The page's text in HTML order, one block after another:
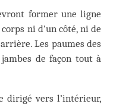
former une ligne
ni d’un côté, ni de
Les paumes des
de façon tout à
dirigé vers l’intérieur,